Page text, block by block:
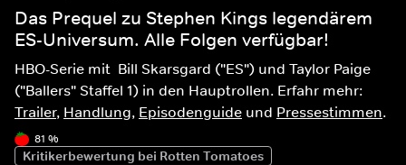
Das Prequel zu Stephen Kings legendärem
ES-Universum. Alle Folgen verfügbar!
HBO-Serie mit  Bill Skarsgard ("ES") und Taylor Paige
("Ballers" Staffel 1) in den Hauptrollen. Erfahr mehr:
Trailer, Handlung, Episodenguide und Pressestimmen.
81 %
Kritikerbewertung bei Rotten Tomatoes